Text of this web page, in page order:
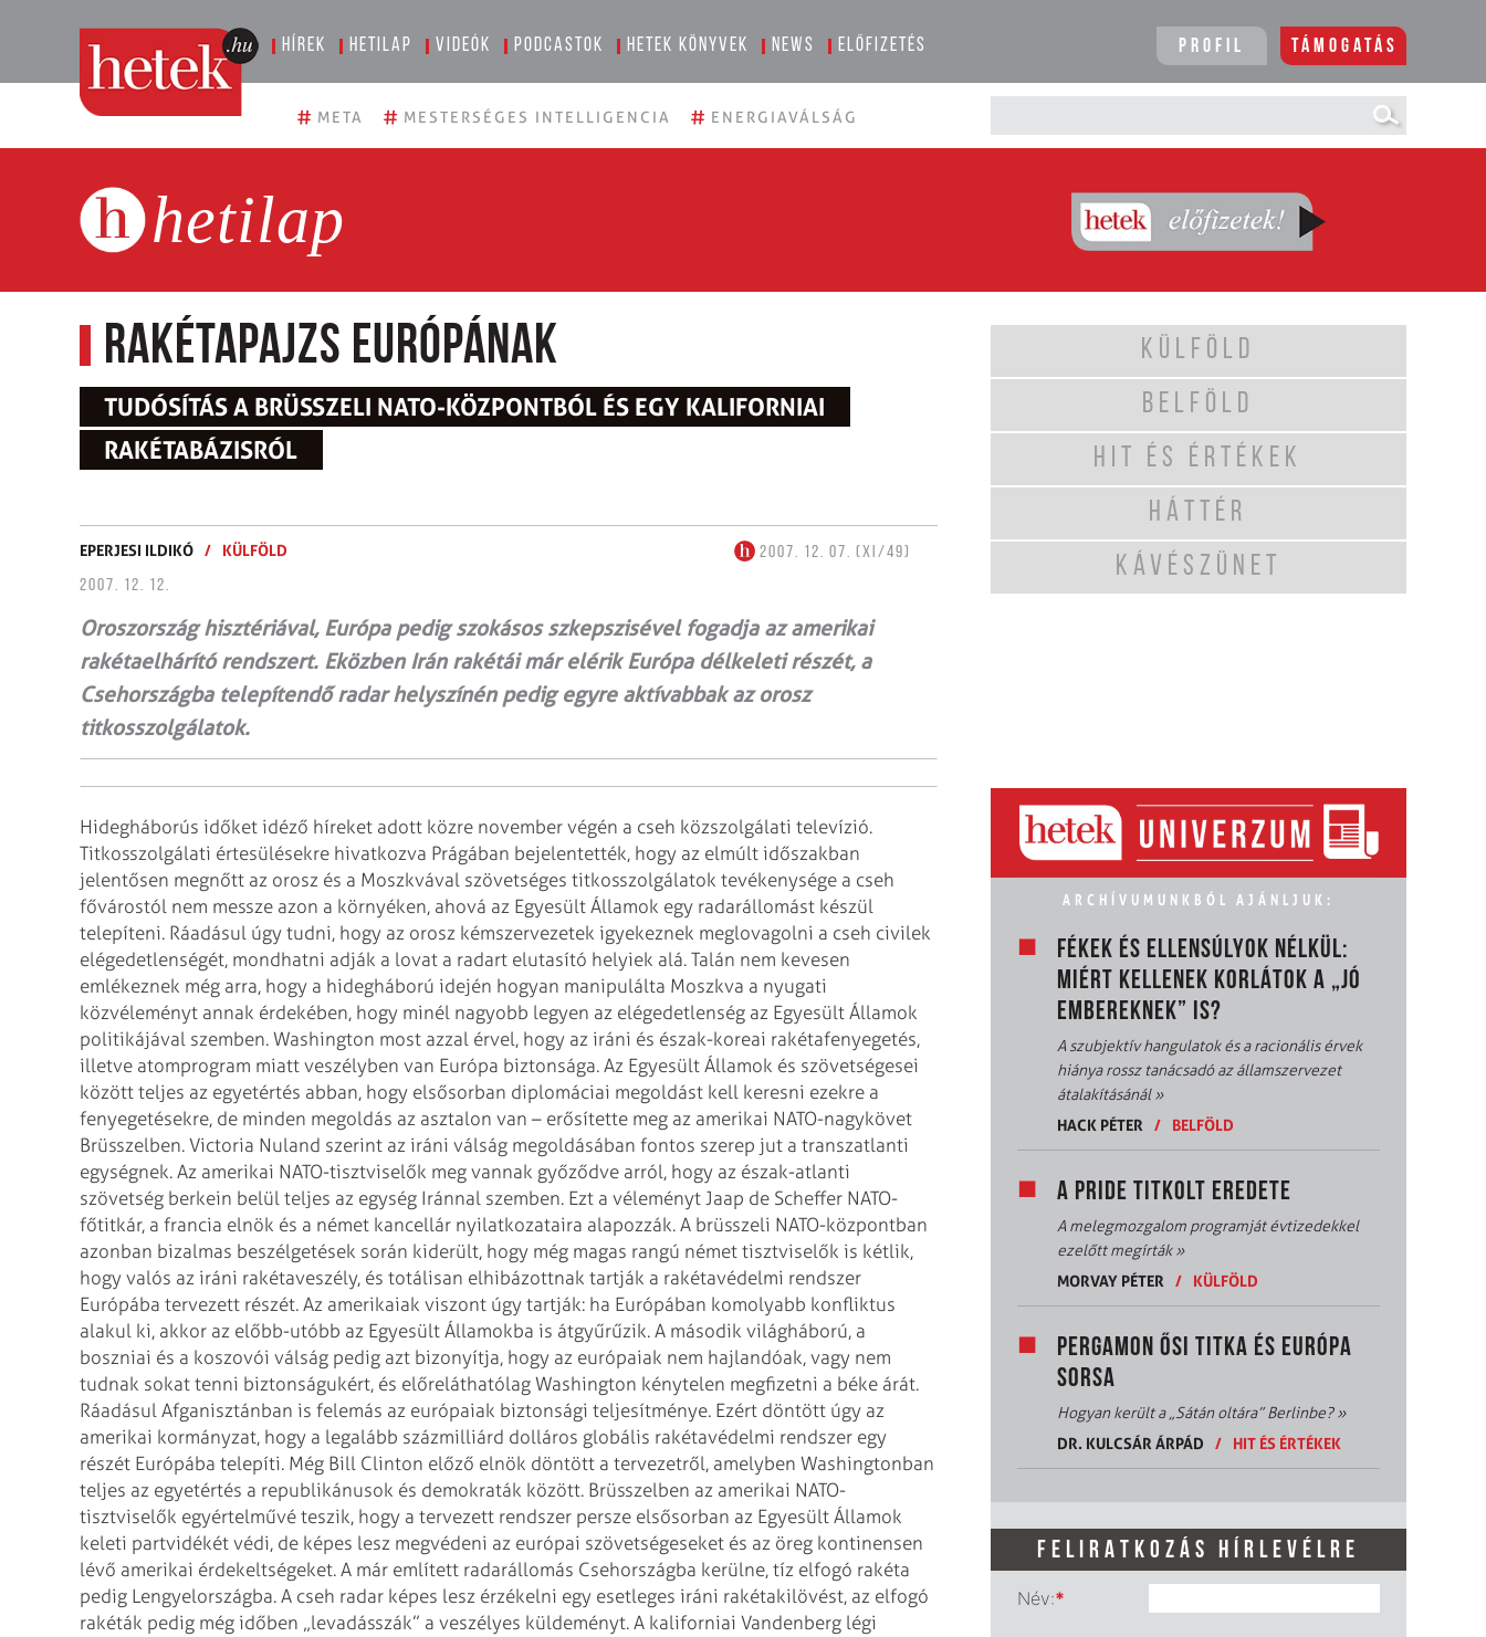
Hírek Hetilap Videók Podcastok Hetek könyvek News Előfizetés Profil Támogatás
# META # MESTERSÉGES INTELLIGENCIA # ENERGIAVÁLSÁG
hetilap
Rakétapajzs Európának
TUDÓSÍTÁS A BRÜSSZELI NATO-KÖZPONTBÓL ÉS EGY KALIFORNIAI
RAKÉTABÁZISRÓL
EPERJESI ILDIKÓ / KÜLFÖLD
2007. 12. 07. (XI/49)
2007. 12. 12.
Oroszország hisztériával, Európa pedig szokásos szkepszisével fogadja az amerikai
rakétaelhárító rendszert. Eközben Irán rakétái már elérik Európa délkeleti részét, a
Csehországba telepítendő radar helyszínén pedig egyre aktívabbak az orosz
titkosszolgálatok.
Hidegháborús időket idéző híreket adott közre november végén a cseh közszolgálati televízió.
Titkosszolgálati értesülésekre hivatkozva Prágában bejelentették, hogy az elmúlt időszakban
jelentősen megnőtt az orosz és a Moszkvával szövetséges titkosszolgálatok tevékenysége a cseh
fővárostól nem messze azon a környéken, ahová az Egyesült Államok egy radarállomást készül
telepíteni. Ráadásul úgy tudni, hogy az orosz kémszervezetek igyekeznek meglovagolni a cseh civilek
elégedetlenségét, mondhatni adják a lovat a radart elutasító helyiek alá. Talán nem kevesen
emlékeznek még arra, hogy a hidegháború idején hogyan manipulálta Moszkva a nyugati
közvéleményt annak érdekében, hogy minél nagyobb legyen az elégedetlenség az Egyesült Államok
politikájával szemben. Washington most azzal érvel, hogy az iráni és észak-koreai rakétafenyegetés,
illetve atomprogram miatt veszélyben van Európa biztonsága. Az Egyesült Államok és szövetségesei
között teljes az egyetértés abban, hogy elsősorban diplomáciai megoldást kell keresni ezekre a
fenyegetésekre, de minden megoldás az asztalon van – erősítette meg az amerikai NATO-nagykövet
Brüsszelben. Victoria Nuland szerint az iráni válság megoldásában fontos szerep jut a transzatlanti
egységnek. Az amerikai NATO-tisztviselők meg vannak győződve arról, hogy az észak-atlanti
szövetség berkein belül teljes az egység Iránnal szemben. Ezt a véleményt Jaap de Scheffer NATO-
főtitkár, a francia elnök és a német kancellár nyilatkozataira alapozzák. A brüsszeli NATO-központban
azonban bizalmas beszélgetések során kiderült, hogy még magas rangú német tisztviselők is kétlik,
hogy valós az iráni rakétaveszély, és totálisan elhibázottnak tartják a rakétavédelmi rendszer
Európába tervezett részét. Az amerikaiak viszont úgy tartják: ha Európában komolyabb konfliktus
alakul ki, akkor az előbb-utóbb az Egyesült Államokba is átgyűrűzik. A második világháború, a
boszniai és a koszovói válság pedig azt bizonyítja, hogy az európaiak nem hajlandóak, vagy nem
tudnak sokat tenni biztonságukért, és előreláthatólag Washington kénytelen megfizetni a béke árát.
Ráadásul Afganisztánban is felemás az európaiak biztonsági teljesítménye. Ezért döntött úgy az
amerikai kormányzat, hogy a legalább százmilliárd dolláros globális rakétavédelmi rendszer egy
részét Európába telepíti. Még Bill Clinton előző elnök döntött a tervezetről, amelyben Washingtonban
teljes az egyetértés a republikánusok és demokraták között. Brüsszelben az amerikai NATO-
tisztviselők egyértelművé teszik, hogy a tervezett rendszer persze elsősorban az Egyesült Államok
keleti partvidékét védi, de képes lesz megvédeni az európai szövetségeseket és az öreg kontinensen
lévő amerikai érdekeltségeket. A már említett radarállomás Csehországba kerülne, tíz elfogó rakéta
pedig Lengyelországba. A cseh radar képes lesz érzékelni egy esetleges iráni rakétakilövést, az elfogó
rakéták pedig még időben „levadásszák” a veszélyes küldeményt. A kaliforniai Vandenberg légi
KÜLFÖLD
BELFÖLD
HIT ÉS ÉRTÉKEK
HÁTTÉR
KÁVÉSZÜNET
ARCHÍVUMUNKBÓL AJÁNLJUK:
FÉKEK ÉS ELLENSÚLYOK NÉLKÜL:
MIÉRT KELLENEK KORLÁTOK A „JÓ
EMBEREKNEK” IS?
A szubjektív hangulatok és a racionális érvek
hiánya rossz tanácsadó az államszervezet
átalakításánál»
HACK PÉTER
/ BELFÖLD
A PRIDE TITKOLT EREDETE
A melegmozgalom programját évtizedekkel
ezelőtt megírták»
MORVAY PÉTER
/ KÜLFÖLD
PERGAMON ŐSI TITKA ÉS EURÓPA
SORSA
Hogyan került a „Sátán oltára” Berlinbe?»
DR. KULCSÁR ÁRPÁD
/ HIT ÉS ÉRTÉKEK
FELIRATKOZÁS HÍRLEVÉLRE
Név:*